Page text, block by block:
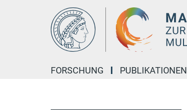
FORSCHUNG PUBLIKATIONEN